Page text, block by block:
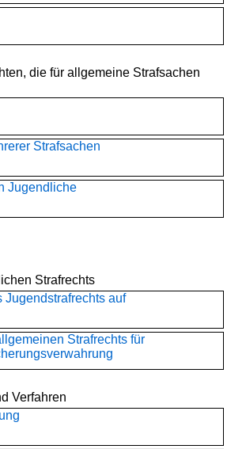
die für allgemeine Strafsachen
Strafsachen
Jugendliche
Strafrechts
Jugendstrafrechts auf
Strafrechts für
Verfahren